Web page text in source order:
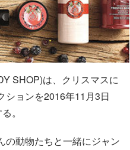
SHOP)は、クリスマスに
ションを2016年11月3日
。
の動物たちと一緒にジャン